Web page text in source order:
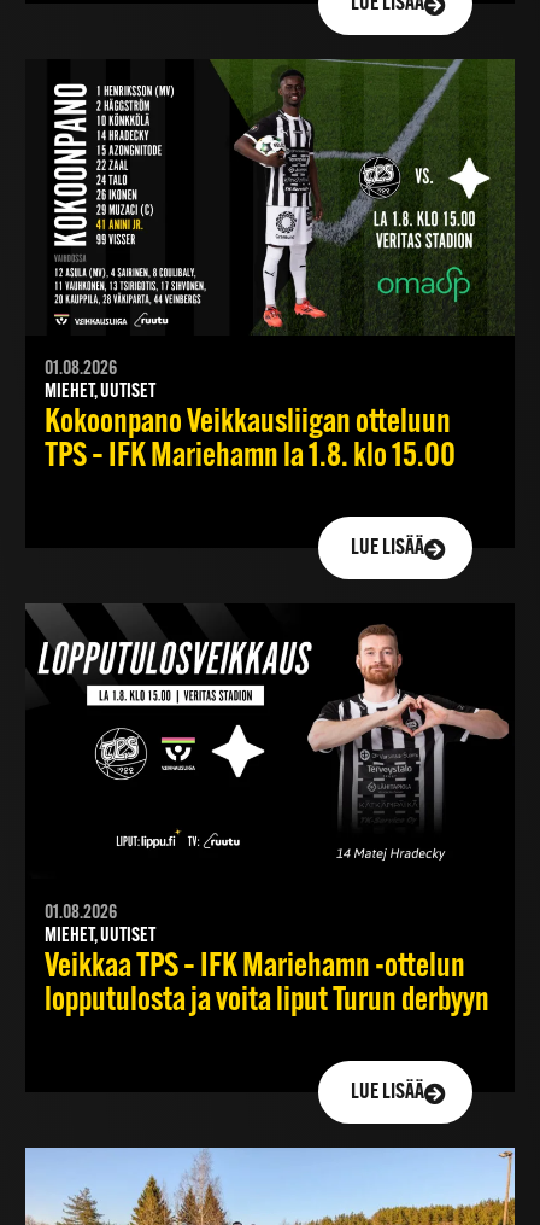
01.08.2026
MIEHET, UUTISET
Kokoonpano Veikkausliigan otteluun
TPS – IFK Mariehamn la 1.8. klo 15.00
LUE LISÄÄ
01.08.2026
MIEHET, UUTISET
Veikkaa TPS – IFK Mariehamn -ottelun
lopputulosta ja voita liput Turun derbyyn
LUE LISÄÄ